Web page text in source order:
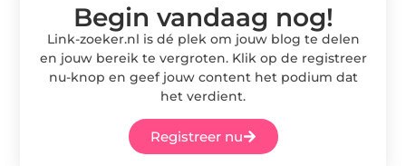
Begin vandaag nog!
Link-zoeker.nl is dé plek om jouw blog te delen
en jouw bereik te vergroten. Klik op de registreer
nu-knop en geef jouw content het podium dat
het verdient.
Registreer nu